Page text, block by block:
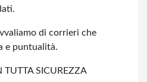
di corrieri che
e puntualità.
TUTTA SICUREZZA